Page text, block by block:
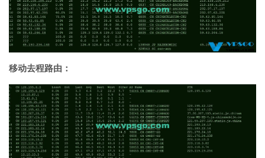
移动去程路由：